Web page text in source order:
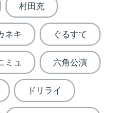
村田充
ネキ ぐるすて
ミュ 六角公演
ドリライ